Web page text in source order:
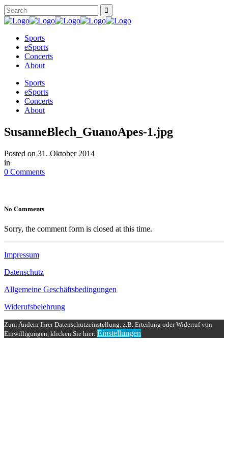
Sports
eSports
Concerts
About
Sports
eSports
Concerts
About
SusanneBlech_GuanoApes-1.jpg
Posted on 31. Oktober 2014
in
0 Comments
No Comments
Sorry, the comment form is closed at this time.
Impressum
Datenschutz
Allgemeine Geschäftsbedingungen
Widerufsbelehrung
Zum Ändern Ihrer Datenschutzeinstellung, z.B. Erteilung oder Widerruf von
Einwilligungen, klicken Sie hier: Einstellungen